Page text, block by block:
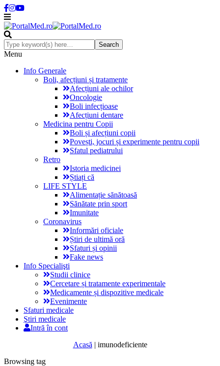
Menu
Info Generale
Boli, afecțiuni și tratamente
Afecțiuni ale ochilor
Oncologie
Boli infecțioase
Afecțiuni dentare
Medicina pentru Copii
Boli și afecțiuni copii
Povești, jocuri și experimente pentru copii
Sfatul pediatrului
Retro
Istoria medicinei
Știați că
LIFE STYLE
Alimentație sănătoasă
Sănătate prin sport
Imunitate
Coronavirus
Informări oficiale
Știri de ultimă oră
Sfaturi și opinii
Fake news
Info Specialişti
Studii clinice
Cercetare și tratamente experimentale
Medicamente și dispozitive medicale
Evenimente
Sfaturi medicale
Ştiri medicale
Intră în cont
Acasă | imunodeficiente
Browsing tag